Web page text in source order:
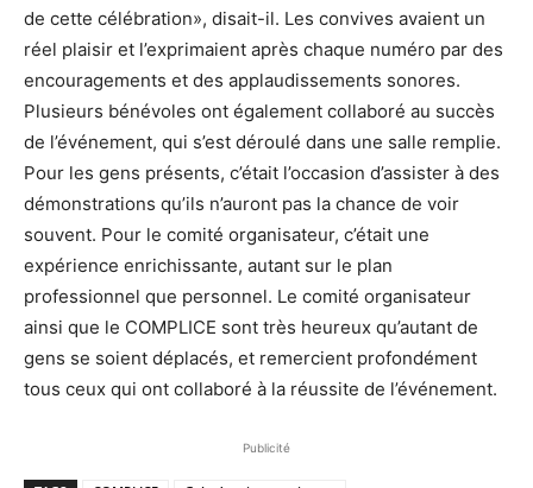
de cette célébration», disait-il. Les convives avaient un
réel plaisir et l’exprimaient après chaque numéro par des
encouragements et des applaudissements sonores.
Plusieurs bénévoles ont également collaboré au succès
de l’événement, qui s’est déroulé dans une salle remplie.
Pour les gens présents, c’était l’occasion d’assister à des
démonstrations qu’ils n’auront pas la chance de voir
souvent. Pour le comité organisateur, c’était une
expérience enrichissante, autant sur le plan
professionnel que personnel. Le comité organisateur
ainsi que le COMPLICE sont très heureux qu’autant de
gens se soient déplacés, et remercient profondément
tous ceux qui ont collaboré à la réussite de l’événement.
Publicité